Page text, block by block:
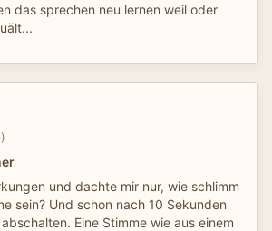
das sprechen neu lernen weil oder
und dachte mir nur, wie schlimm
sein? Und schon nach 10 Sekunden
Eine Stimme wie aus einem